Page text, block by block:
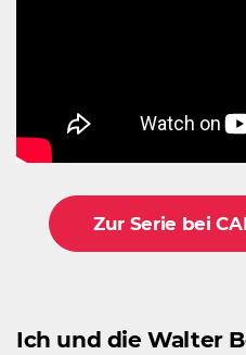
Zur Serie bei
Ich und die Walter